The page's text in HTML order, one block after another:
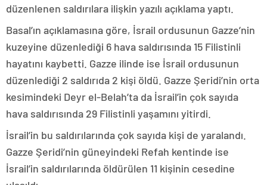
düzenlenen saldırılara ilişkin yazılı açıklama yaptı.
Basal’ın açıklamasına göre, İsrail ordusunun Gazze’nin
kuzeyine düzenlediği 6 hava saldırısında 15 Filistinli
hayatını kaybetti. Gazze ilinde ise İsrail ordusunun
düzenlediği 2 saldırıda 2 kişi öldü. Gazze Şeridi’nin orta
kesimindeki Deyr el-Belah’ta da İsrail’in çok sayıda
hava saldırısında 29 Filistinli yaşamını yitirdi.
İsrail’in bu saldırılarında çok sayıda kişi de yaralandı.
Gazze Şeridi’nin güneyindeki Refah kentinde ise
İsrail’in saldırılarında öldürülen 11 kişinin cesedine